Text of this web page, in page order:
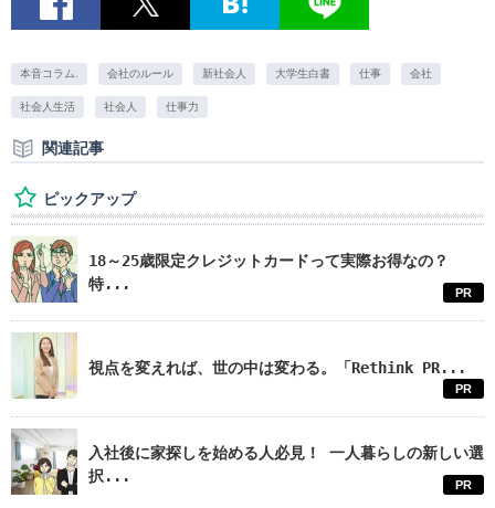
本音コラム. 会社のルール 新社会人 大学生白書 仕事 会社
社会人生活 社会人 仕事力
関連記事
ピックアップ
18～25歳限定クレジットカードって実際お得なの？
特...
PR
視点を変えれば、世の中は変わる。「Rethink PR...
PR
入社後に家探しを始める人必見！ 一人暮らしの新しい選
択...
PR